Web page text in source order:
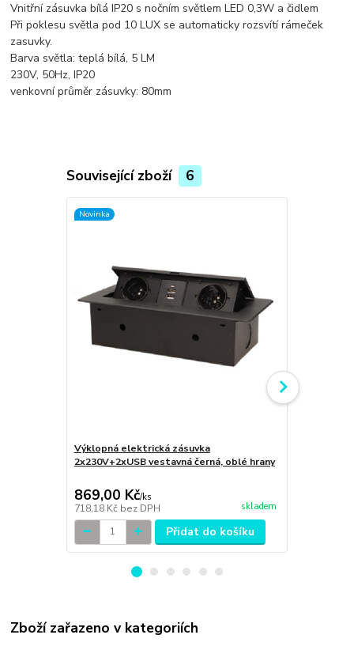
Vnitřní zásuvka bílá IP20 s nočním světlem LED 0,3W a čidlem
Při poklesu světla pod 10 LUX se automaticky rozsvítí rámeček
zasuvky.
Barva světla: teplá bílá, 5 LM
230V, 50Hz, IP20
venkovní průměr zásuvky: 80mm
Související zboží 6
Novinka
Výklopná elektrická zásuvka
2x230V+2xUSB vestavná černá, oblé hrany
869,00 Kč/ks
718,18 Kč bez DPH skladem
Přidat do košíku
Zboží zařazeno v kategoriích